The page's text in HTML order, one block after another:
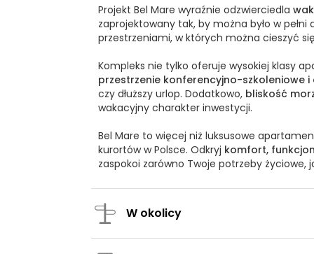
Projekt Bel Mare wyraźnie odzwierciedla
zaprojektowany tak, by można było w
przestrzeniami, w których można cieszyć
Kompleks nie tylko oferuje wysokiej klasy
przestrzenie konferencyjno-szkoleniowe
czy dłuższy urlop. Dodatkowo, bliskość
wakacyjny charakter inwestycji.
Bel Mare to więcej niż luksusowe
kurortów w Polsce. Odkryj komfort,
zaspokoi zarówno Twoje potrzeby życiowe,
W okolicy